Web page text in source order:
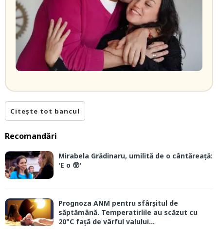
Citește tot bancul
Recomandări
Mirabela Grădinaru, umilită de o cântăreață:
'E o 😲'
Prognoza ANM pentru sfârșitul de
săptămână. Temperatirlile au scăzut cu
20°C față de vârful valului...